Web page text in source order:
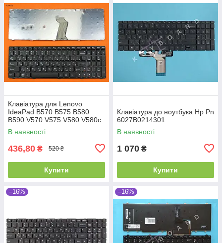
Клавіатура для Lenovo
IdeaPad B570 B575 B580
B590 V570 V575 V580 V580c
Z570 Z575, RU, (Black,
Аналог)
В наявності
436,80 ₴ 520 ₴
Купити
Клавіатура до ноутбука Hp Pn
6027B0214301
В наявності
1 070 ₴
Купити
–16% –16%